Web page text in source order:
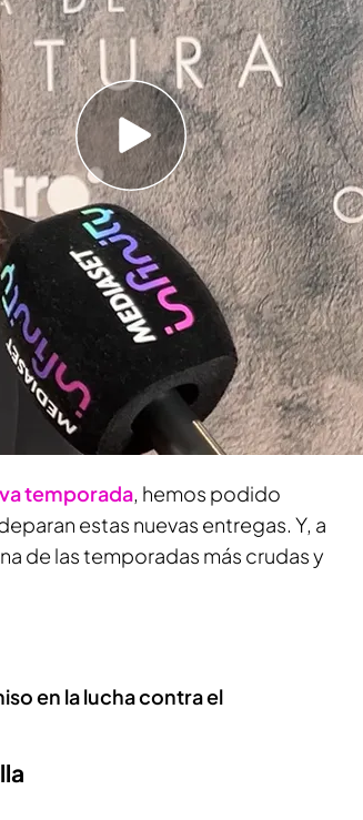
de Japón.
en Mediaset Infinity
y peligrosas del planeta requiere
alguien en nuestro país que
inmersión, esa esAlejandra
para el estreno de la nueva
lunes 9 de marzo a las 23, un
rincones del mundo que
temporada, hemos podido
estas nuevas entregas. Y, a
de las temporadas más crudas y
en la lucha contra el